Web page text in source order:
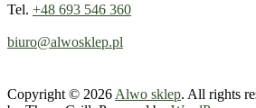
Tel. +48 693 546 360
biuro@alwosklep.pl
Copyright © 2026 Alwo sklep. All rights